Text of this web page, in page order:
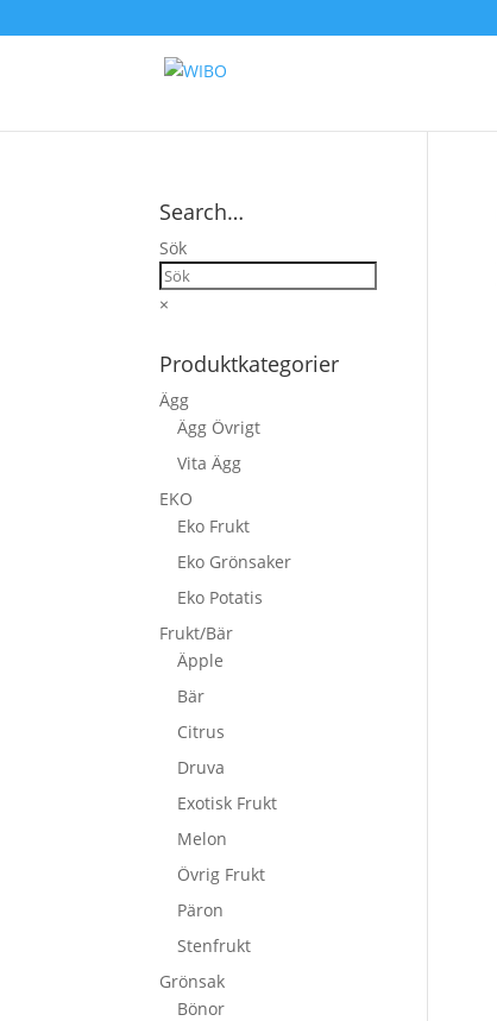
Search…
Sök
×
Produktkategorier
Ägg
Ägg Övrigt
Vita Ägg
EKO
Eko Frukt
Eko Grönsaker
Eko Potatis
Frukt/Bär
Äpple
Bär
Citrus
Druva
Exotisk Frukt
Melon
Övrig Frukt
Päron
Stenfrukt
Grönsak
Bönor